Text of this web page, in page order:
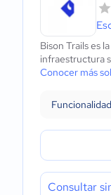
Bison Trails es
infraestructura
Conocer más
Consultar